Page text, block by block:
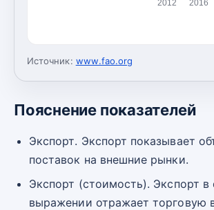
2012 2016
Источник: www.fao.org
Пояснение показателей
Экспорт. Экспорт показывает
поставок на внешние рынки.
Экспорт (стоимость). Экспорт
выражении отражает торговую